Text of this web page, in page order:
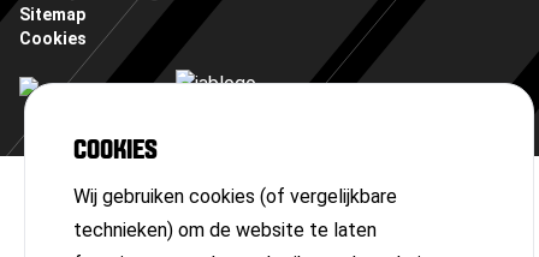
COOKIES
Wij gebruiken cookies (of vergelijkbare
technieken) om de website te laten
Sitemap
Cookies